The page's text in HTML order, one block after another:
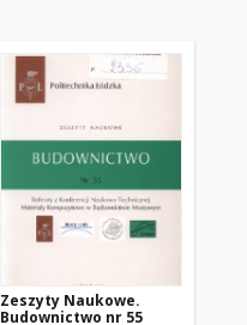
Zeszyty Naukowe.
Budownictwo nr 55